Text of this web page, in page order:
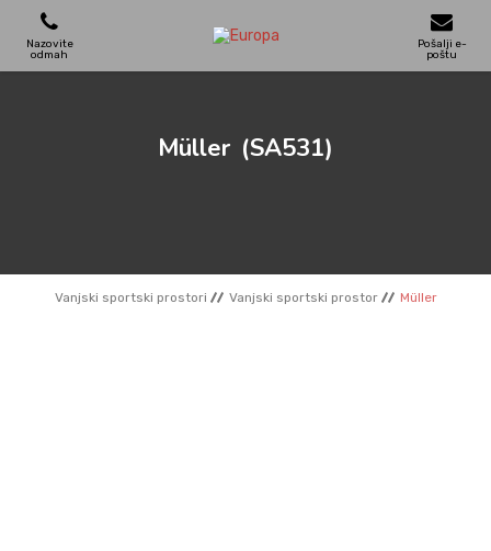
Nazovite
odmah
Pošalji e-
poštu
VRTNI NAMJEŠTAJ
Müller (SA531)
Vanjski sportski prostori Vanjski sportski prostor Müller